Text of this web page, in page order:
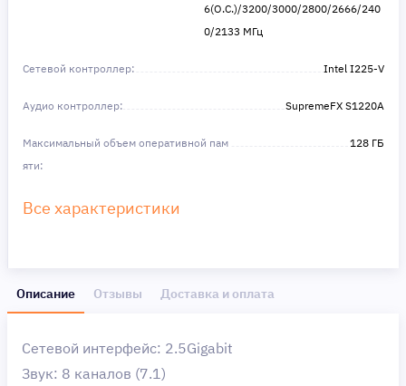
6(O.C.)/3200/3000/2800/2666/240
0/2133 МГц
Сетевой контроллер: Intel I225-V
Аудио контроллер: SupremeFX S1220A
Максимальный объем оперативной пам
яти:
128 ГБ
Все характеристики
Описание Отзывы Доставка и оплата
Сетевой интерфейс: 2.5Gigabit
Звук: 8 каналов (7.1)